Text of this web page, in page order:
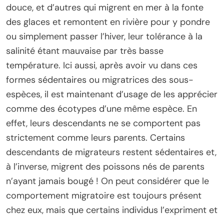
douce, et d’autres qui migrent en mer à la fonte
des glaces et remontent en rivière pour y pondre
ou simplement passer l’hiver, leur tolérance à la
salinité étant mauvaise par très basse
température. Ici aussi, après avoir vu dans ces
formes sédentaires ou migratrices des sous-
espèces, il est maintenant d’usage de les apprécier
comme des écotypes d’une même espèce. En
effet, leurs descendants ne se comportent pas
strictement comme leurs parents. Certains
descendants de migrateurs restent sédentaires et,
à l’inverse, migrent des poissons nés de parents
n’ayant jamais bougé ! On peut considérer que le
comportement migratoire est toujours présent
chez eux, mais que certains individus l’expriment et